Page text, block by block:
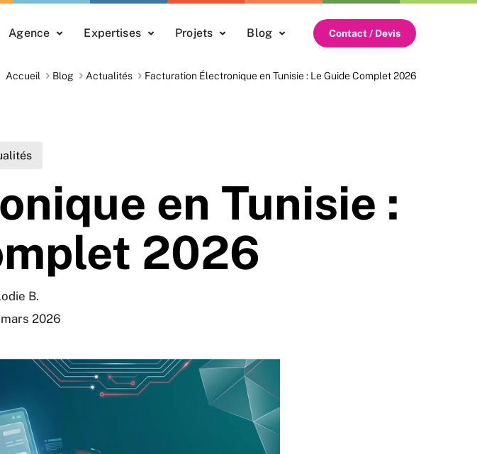
Agence Expertises Projets Blog Contact / Devis
Accueil Blog Actualités Facturation Électronique en Tunisie : Le Guide Complet 2026
en Tunisie :
2026
B.
2026